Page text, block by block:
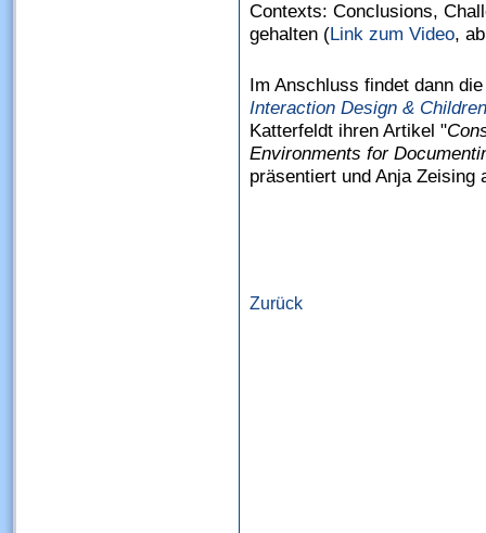
Contexts: Conclusions,
gehalten (Link zum Video,
Im Anschluss findet dann
Interaction Design & Children
Katterfeldt ihren Artikel "
Environments for
präsentiert und Anja
Zurück